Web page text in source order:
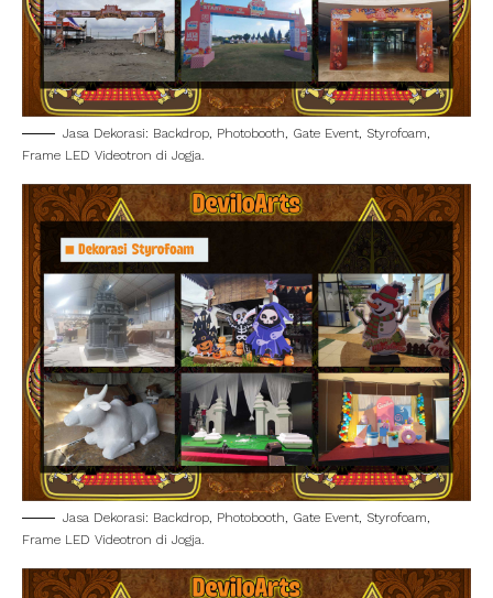
Jasa Dekorasi: Backdrop, Photobooth, Gate Event, Styrofoam,
Frame LED Videotron di Jogja.
Jasa Dekorasi: Backdrop, Photobooth, Gate Event, Styrofoam,
Frame LED Videotron di Jogja.